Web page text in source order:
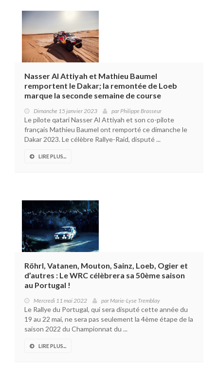
Nasser Al Attiyah et Mathieu Baumel
remportent le Dakar; la remontée de Loeb
marque la seconde semaine de course
Dimanche 15 janvier 2023 parPhilippe Brasseur
Le pilote qatari Nasser Al Attiyah et son co-pilote
français Mathieu Baumel ont remporté ce dimanche le
Dakar 2023. Le célèbre Rallye-Raid, disputé ...
LIRE PLUS...
Röhrl, Vatanen, Mouton, Sainz, Loeb, Ogier et
d’autres : Le WRC célèbrera sa 50ème saison
au Portugal !
Mercredi 11 mai 2022 parMarie-Lyse Tremblay
Le Rallye du Portugal, qui sera disputé cette année du
19 au 22 mai, ne sera pas seulement la 4ème étape de la
saison 2022 du Championnat du ...
LIRE PLUS...